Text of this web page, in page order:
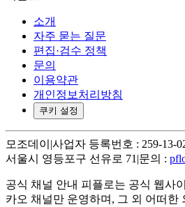
소개
자주 묻는 질문
편집·검수 정책
문의
이용약관
개인정보처리방침
쿠키 설정
모조데이 |사업자 등록번호 : 259-13-
서울시 영등포구 선유로 71 |문의 :
공식 채널 안내 피플로는 공식 웹사
카오 채널만 운영하며, 그 외 어떠한